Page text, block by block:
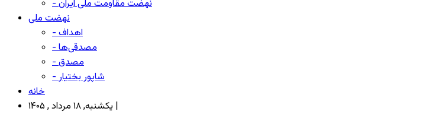
- نهضت مقاومت ملی ایران
نهضت ملی
- اهداف
- مصدقی‌ها
- مصدق
- شاپور بختیار
خانه
یکشنبه, ۱۸ مرداد , ۱۴۰۵ |